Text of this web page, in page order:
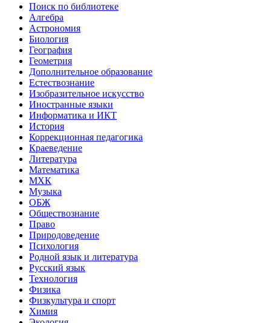
Поиск по библиотеке
Алгебра
Астрономия
Биология
География
Геометрия
Дополнительное образование
Естествознание
Изобразительное искусство
Иностранные языки
Информатика и ИКТ
История
Коррекционная педагогика
Краеведение
Литература
Математика
МХК
Музыка
ОБЖ
Обществознание
Право
Природоведение
Психология
Родной язык и литература
Русский язык
Технология
Физика
Физкультура и спорт
Химия